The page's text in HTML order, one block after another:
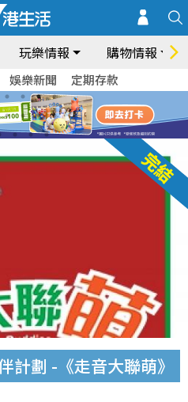
玩樂情報 購物情報
娛樂新聞 定期存款
計劃 -《走音大聯萌》